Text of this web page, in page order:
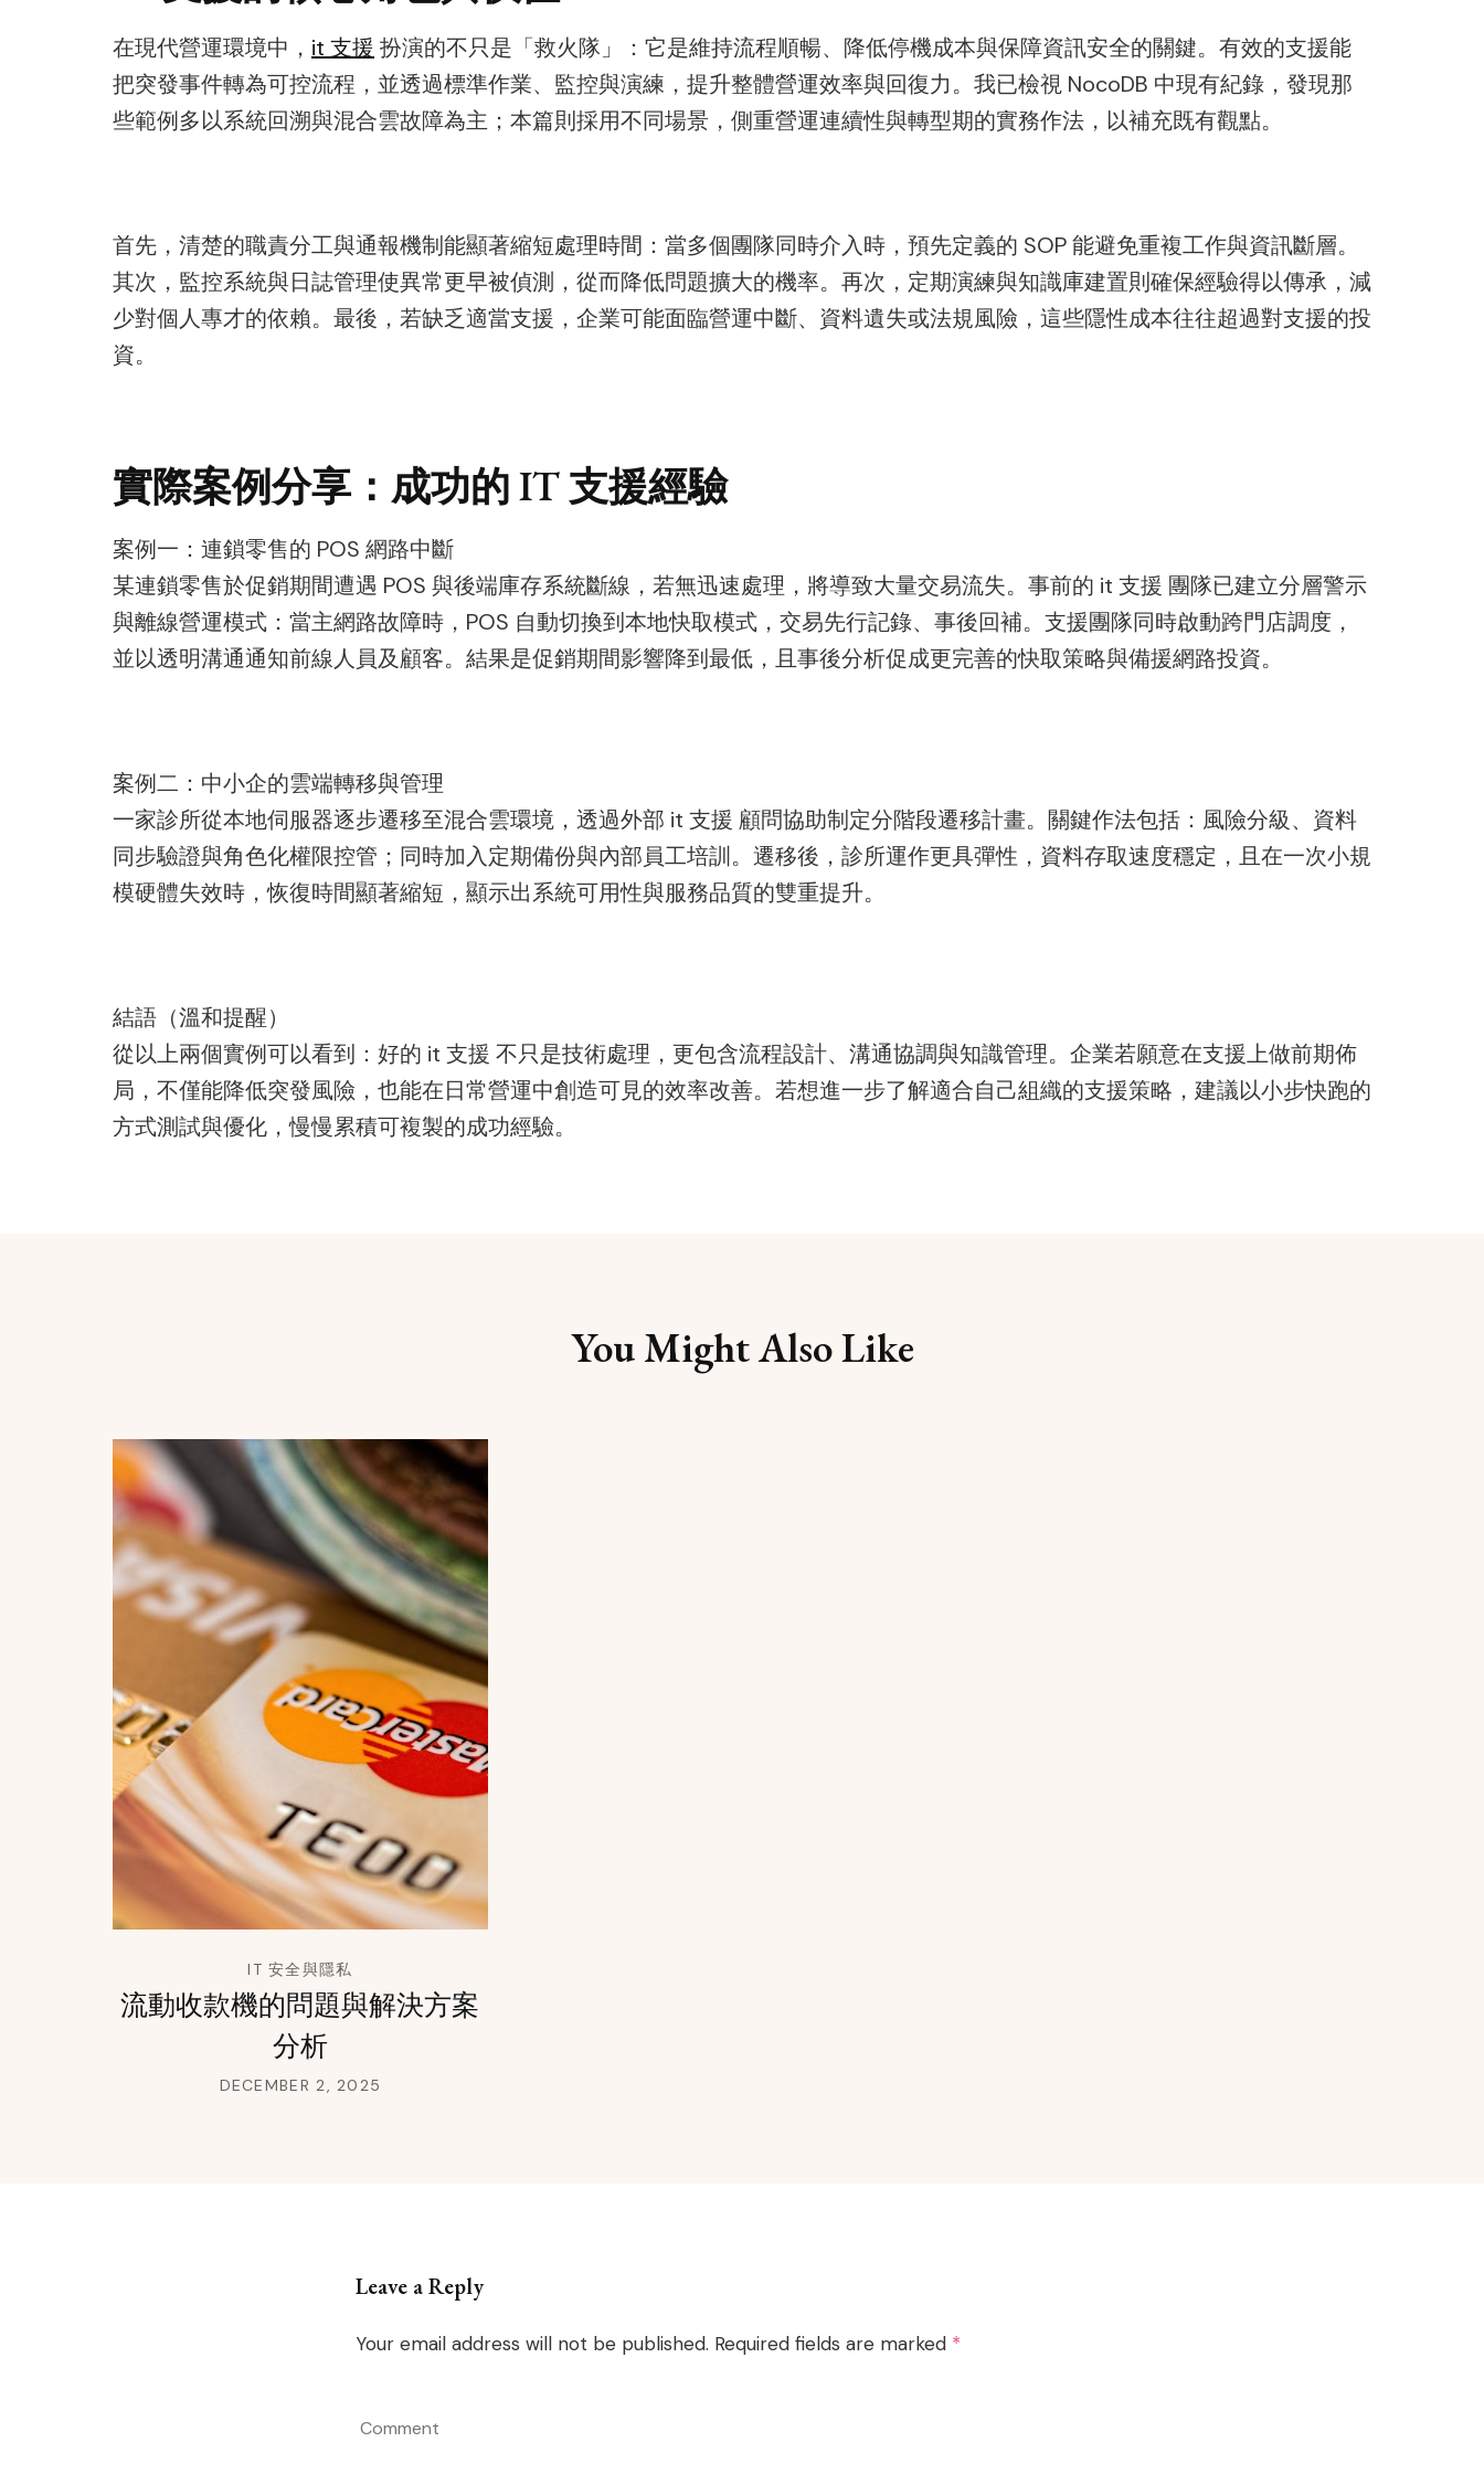
在現代營運環境中， it 支援 扮演的不只是「救火隊」：它是維持流程順暢、降低停機成本與保障資訊安全的關鍵。有效的支援能
把突發事件轉為可控流程，並透過標準作業、監控與演練，提升整體營運效率與回復力。我已檢視 NocoDB 中現有紀錄，發現那
些範例多以系統回溯與混合雲故障為主；本篇則採用不同場景，側重營運連續性與轉型期的實務作法，以補充既有觀點。
首先，清楚的職責分工與通報機制能顯著縮短處理時間：當多個團隊同時介入時，預先定義的 SOP 能避免重複工作與資訊斷層。
其次，監控系統與日誌管理使異常更早被偵測，從而降低問題擴大的機率。再次，定期演練與知識庫建置則確保經驗得以傳承，減
少對個人專才的依賴。最後，若缺乏適當支援，企業可能面臨營運中斷、資料遺失或法規風險，這些隱性成本往往超過對支援的投
資。
實際案例分享：成功的 IT 支援經驗
案例一：連鎖零售的 POS 網路中斷
某連鎖零售於促銷期間遭遇 POS 與後端庫存系統斷線，若無迅速處理，將導致大量交易流失。事前的 it 支援 團隊已建立分層警示
與離線營運模式：當主網路故障時，POS 自動切換到本地快取模式，交易先行記錄、事後回補。支援團隊同時啟動跨門店調度，
並以透明溝通通知前線人員及顧客。結果是促銷期間影響降到最低，且事後分析促成更完善的快取策略與備援網路投資。
案例二：中小企的雲端轉移與管理
一家診所從本地伺服器逐步遷移至混合雲環境，透過外部 it 支援 顧問協助制定分階段遷移計畫。關鍵作法包括：風險分級、資料
同步驗證與角色化權限控管；同時加入定期備份與內部員工培訓。遷移後，診所運作更具彈性，資料存取速度穩定，且在一次小規
模硬體失效時，恢復時間顯著縮短，顯示出系統可用性與服務品質的雙重提升。
結語（溫和提醒）
從以上兩個實例可以看到：好的 it 支援 不只是技術處理，更包含流程設計、溝通協調與知識管理。企業若願意在支援上做前期佈
局，不僅能降低突發風險，也能在日常營運中創造可見的效率改善。若想進一步了解適合自己組織的支援策略，建議以小步快跑的
方式測試與優化，慢慢累積可複製的成功經驗。
You Might Also Like
IT 安全與隱私
流動收款機的問題與解決方案
分析
DECEMBER 2, 2025
Leave a Reply
Your email address will not be published. Required fields are marked *